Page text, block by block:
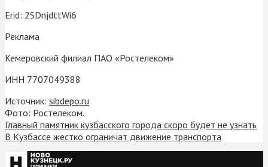
Erid: 2SDnjdttWi6
Реклама
Кемеровский филиал ПАО «Ростелеком»
ИНН 7707049388
Источник: sibdepo.ru
Фото: Ростелеком.
Главный памятник кузбасского города скоро будет не узнать
В Кузбассе жестко ограничат движение транспорта